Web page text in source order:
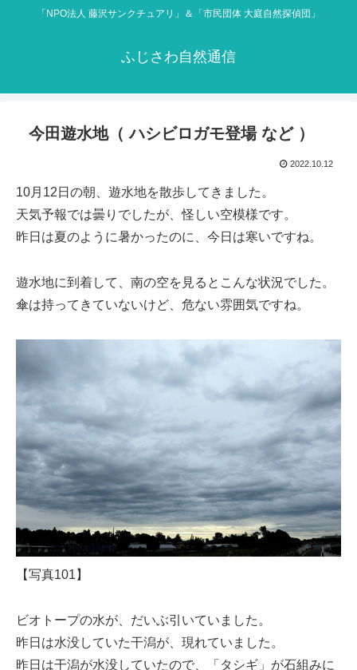
「NPO法人 藤沢サンクチュアリ」＆「市民団体 大庭自然探偵団」
ふじさわ自然通信
今田遊水地（ ハシビロガモ登場 など ）
2022.10.12
10月12日の朝、遊水地を散歩してきました。
天気予報では曇りでしたが、怪しい空模様です。
昨日は夏のように暑かったのに、今日は寒いですね。
遊水地に到着して、南の空を見るとこんな状況でした。
傘は持ってきていないけど、危ない雰囲気ですね。
【写真101】
ビオトープの水が、だいぶ引いていました。
昨日は水没していた干潟が、現れていました。
昨日は干潟が水没していたので、「タシギ」が石組みに